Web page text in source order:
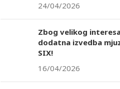
24/04/2026
Zbog velikog
dodatna izvedba
SIX!
16/04/2026